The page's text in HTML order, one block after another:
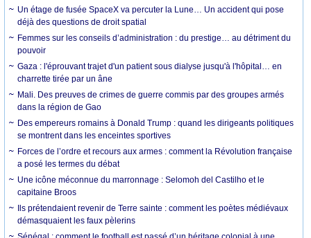
Un étage de fusée SpaceX va percuter la Lune… Un accident qui pose
déjà des questions de droit spatial
Femmes sur les conseils d’administration : du prestige… au détriment du
pouvoir
Gaza : l'éprouvant trajet d'un patient sous dialyse jusqu'à l'hôpital… en
charrette tirée par un âne
Mali. Des preuves de crimes de guerre commis par des groupes armés
dans la région de Gao
Des empereurs romains à Donald Trump : quand les dirigeants politiques
se montrent dans les enceintes sportives
Forces de l’ordre et recours aux armes : comment la Révolution française
a posé les termes du débat
Une icône méconnue du marronnage : Selomoh del Castilho et le
capitaine Broos
Ils prétendaient revenir de Terre sainte : comment les poètes médiévaux
démasquaient les faux pèlerins